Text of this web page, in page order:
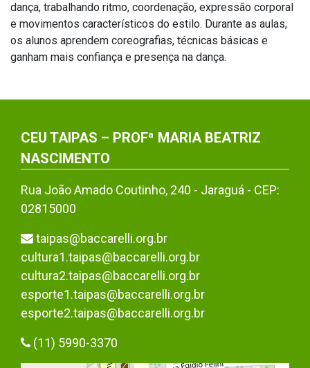
dança, trabalhando ritmo, coordenação, expressão corporal
e movimentos característicos do estilo. Durante as aulas,
os alunos aprendem coreografias, técnicas básicas e
ganham mais confiança e presença na dança.
CEU TAIPAS – PROFª MARIA BEATRIZ
NASCIMENTO
Rua João Amado Coutinho, 240 - Jaraguá - CEP:
02815000
taipas@baccarelli.org.br
cultura1.taipas@baccarelli.org.br
cultura2.taipas@baccarelli.org.br
esporte1.taipas@baccarelli.org.br
esporte2.taipas@baccarelli.org.br
(11) 5990-3370